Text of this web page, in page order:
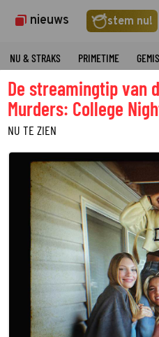
nieuws stem nu!
NU & STRAKS PRIMETIME
De streamingtip van
Murders: College
NU TE ZIEN